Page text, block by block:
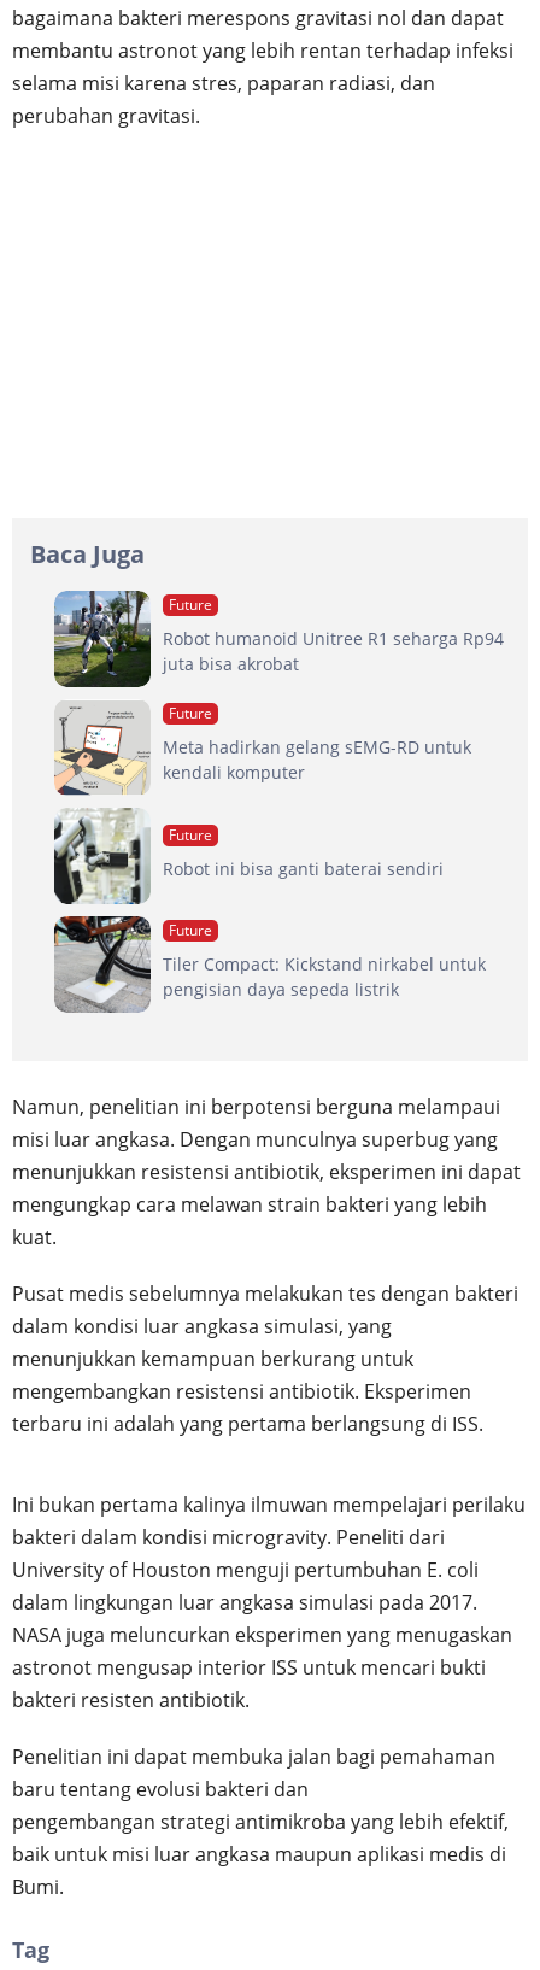
bagaimana bakteri merespons gravitasi nol dan dapat
membantu astronot yang lebih rentan terhadap infeksi
selama misi karena stres, paparan radiasi, dan
perubahan gravitasi.
Baca Juga
Future
Robot humanoid Unitree R1 seharga Rp94
juta bisa akrobat
Future
Meta hadirkan gelang sEMG-RD untuk
kendali komputer
Future
Robot ini bisa ganti baterai sendiri
Future
Tiler Compact: Kickstand nirkabel untuk
pengisian daya sepeda listrik
Namun, penelitian ini berpotensi berguna melampaui
misi luar angkasa. Dengan munculnya superbug yang
menunjukkan resistensi antibiotik, eksperimen ini dapat
mengungkap cara melawan strain bakteri yang lebih
kuat.
Pusat medis sebelumnya melakukan tes dengan bakteri
dalam kondisi luar angkasa simulasi, yang
menunjukkan kemampuan berkurang untuk
mengembangkan resistensi antibiotik. Eksperimen
terbaru ini adalah yang pertama berlangsung di ISS.
Ini bukan pertama kalinya ilmuwan mempelajari perilaku
bakteri dalam kondisi microgravity. Peneliti dari
University of Houston menguji pertumbuhan E. coli
dalam lingkungan luar angkasa simulasi pada 2017.
NASA juga meluncurkan eksperimen yang menugaskan
astronot mengusap interior ISS untuk mencari bukti
bakteri resisten antibiotik.
Penelitian ini dapat membuka jalan bagi pemahaman
baru tentang evolusi bakteri dan
pengembangan strategi antimikroba yang lebih efektif,
baik untuk misi luar angkasa maupun aplikasi medis di
Bumi.
Tag